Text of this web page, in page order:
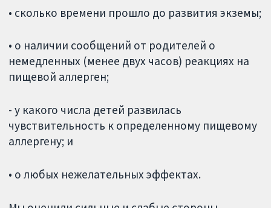
• сколько времени прошло до развития экземы;
• о наличии сообщений от родителей о
немедленных (менее двух часов) реакциях на
пищевой аллерген;
- у какого числа детей развилась
чувствительность к определенному пищевому
аллергену; и
• о любых нежелательных эффектах.